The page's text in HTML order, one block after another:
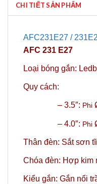
CHI TIẾT SẢN PHẨM
AFC231E27 /
AFC 231 E27
Loại bóng gắn:
Quy cách:
– 3.5″: Phi
– 4.0″: Phi
Thân đèn: Sắt sơn
Chóa đèn: Hợp kim
Kiểu gắn: Gắn nổi